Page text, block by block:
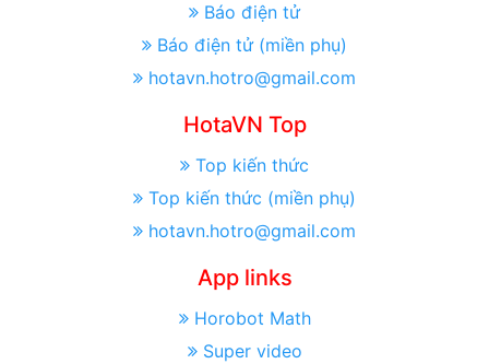
Báo điện tử
Báo điện tử (miền phụ)
hotavn.hotro@gmail.com
HotaVN Top
Top kiến thức
Top kiến thức (miền phụ)
hotavn.hotro@gmail.com
App links
Horobot Math
Super video